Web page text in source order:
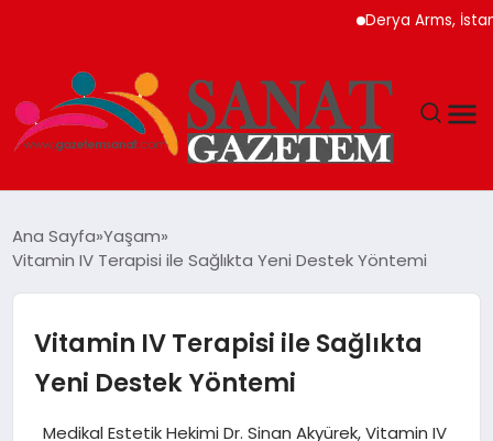
Derya Arms,
SIYASET
SPOR
Ana Sayfa Yaşam
Vitamin IV Terapisi ile Sağlıkta Yeni Destek Yöntemi
Vitamin IV Terapisi ile Sağlıkta
Yeni Destek Yöntemi
Medikal Estetik Hekimi Dr. Sinan Akyürek, Vitamin IV